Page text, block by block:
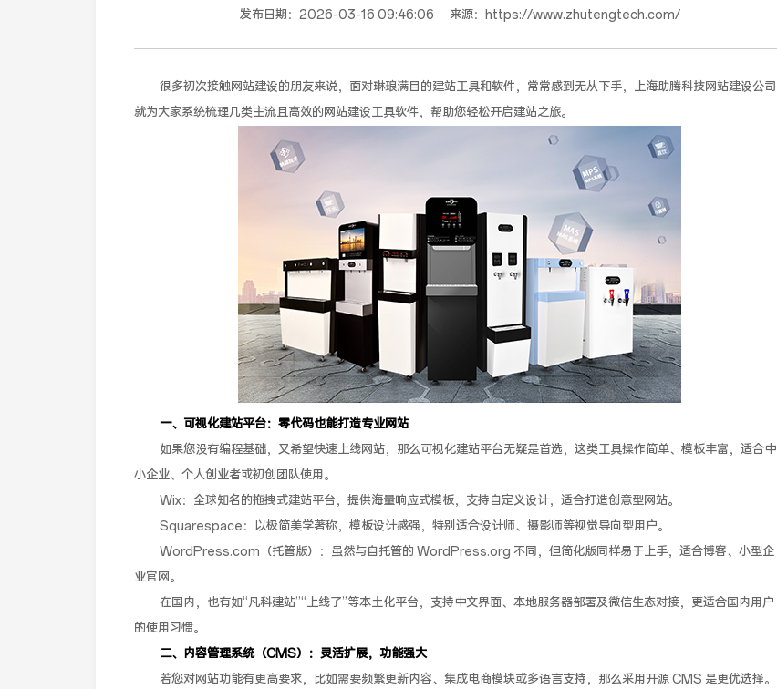
发布日期： 2026-03-16 09:46:06 来源： https://www.zhutengtech.com/
很多初次接触网站建设的朋友来说，面对琳琅满目的建站工具和软件，常常感到无从下手，上海助腾科技网站建设公司
就为大家系统梳理几类主流且高效的网站建设工具软件，帮助您轻松开启建站之旅。
一、可视化建站平台：零代码也能打造专业网站
如果您没有编程基础，又希望快速上线网站，那么可视化建站平台无疑是首选，这类工具操作简单、模板丰富，适合中
小企业、个人创业者或初创团队使用。
Wix：全球知名的拖拽式建站平台，提供海量响应式模板，支持自定义设计，适合打造创意型网站。
Squarespace：以极简美学著称，模板设计感强，特别适合设计师、摄影师等视觉导向型用户。
WordPress.com（托管版）：虽然与自托管的 WordPress.org 不同，但简化版同样易于上手，适合博客、小型企
业官网。
在国内，也有如“凡科建站”“上线了”等本土化平台，支持中文界面、本地服务器部署及微信生态对接，更适合国内用户
的使用习惯。
二、内容管理系统（CMS）：灵活扩展，功能强大
若您对网站功能有更高要求，比如需要频繁更新内容、集成电商模块或多语言支持，那么采用开源 CMS 是更优选择。